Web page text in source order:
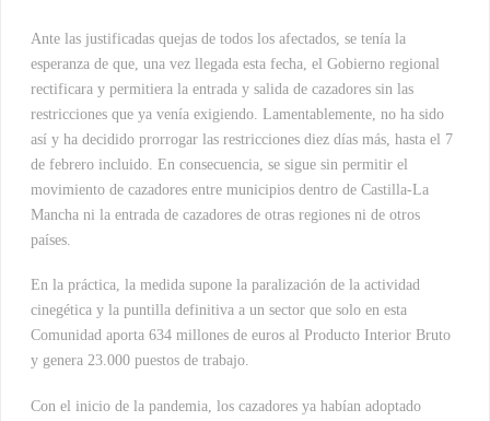
Ante las justificadas quejas de todos los afectados, se tenía la
esperanza de que, una vez llegada esta fecha, el Gobierno regional
rectificara y permitiera la entrada y salida de cazadores sin las
restricciones que ya venía exigiendo. Lamentablemente, no ha sido
así y ha decidido prorrogar las restricciones diez días más, hasta el 7
de febrero incluido. En consecuencia, se sigue sin permitir el
movimiento de cazadores entre municipios dentro de Castilla-La
Mancha ni la entrada de cazadores de otras regiones ni de otros
países.
En la práctica, la medida supone la paralización de la actividad
cinegética y la puntilla definitiva a un sector que solo en esta
Comunidad aporta 634 millones de euros al Producto Interior Bruto
y genera 23.000 puestos de trabajo.
Con el inicio de la pandemia, los cazadores ya habían adoptado